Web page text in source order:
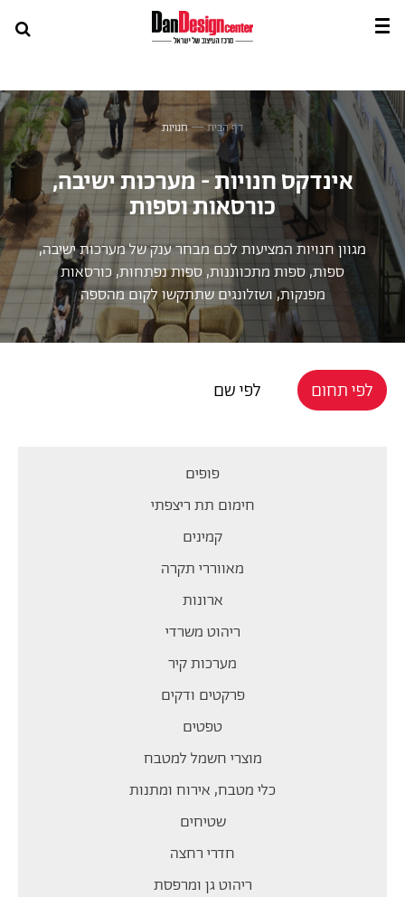
דף הבית— חנויות
אינדקס חנויות - מערכות ישיבה,
כורסאות וספות
מגוון חנויות המציעות לכם מבחר ענק של מערכות ישיבה,
ספות, ספות מתכווננות, ספות נפתחות, כורסאות
מפנקות, ושזלונגים שתתקשו לקום מהספה
לפי תחום לפי שם
פופים
חימום תת ריצפתי
קמינים
מאווררי תקרה
ארונות
ריהוט משרדי
מערכות קיר
פרקטים ודקים
טפטים
מוצרי חשמל למטבח
כלי מטבח, אירוח ומתנות
שטיחים
חדרי רחצה
ריהוט גן ומרפסת